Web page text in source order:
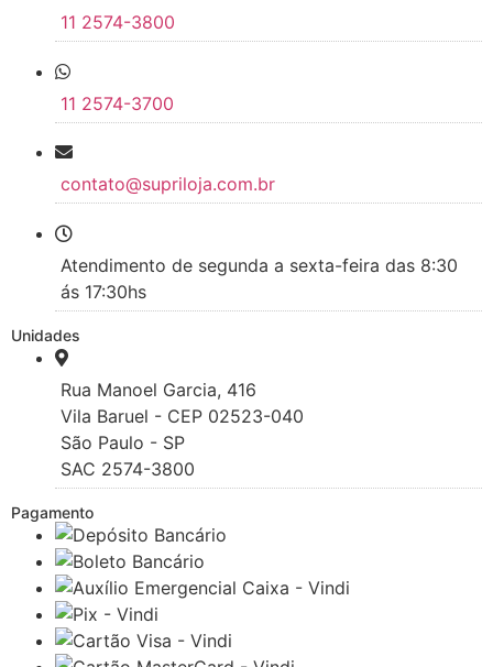
11 2574-3800
11 2574-3700
contato@supriloja.com.br
Atendimento de segunda a sexta-feira das 8:30
ás 17:30hs
Unidades
Rua Manoel Garcia, 416
Vila Baruel - CEP 02523-040
São Paulo - SP
SAC 2574-3800
Pagamento